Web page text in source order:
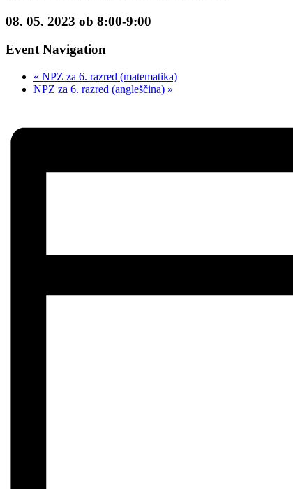
08. 05. 2023 ob 8:00-9:00
Event Navigation
« NPZ za 6. razred (matematika)
NPZ za 6. razred (angleščina) »